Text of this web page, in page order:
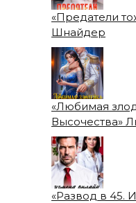
«Предатели
Шнайдер
«Любимая
Высочества»
«Развод в 45.